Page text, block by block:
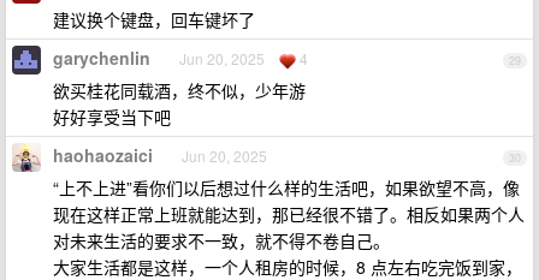
建议换个键盘，回车键坏了
29
garychenlin Jun 20, 2025 4
欲买桂花同载酒，终不似，少年游
好好享受当下吧
30
haohaozaici Jun 20, 2025
“上不上进”看你们以后想过什么样的生活吧，如果欲望不高，像
现在这样正常上班就能达到，那已经很不错了。相反如果两个人
对未来生活的要求不一致，就不得不卷自己。
大家生活都是这样，一个人租房的时候，8 点左右吃完饭到家，